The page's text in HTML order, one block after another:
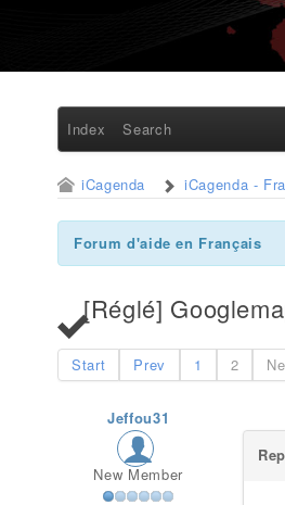
Index Search
iCagenda iCagenda -
Forum d'aide en Français
[Réglé]
Start Prev 1 2
Jeffou31
New Member